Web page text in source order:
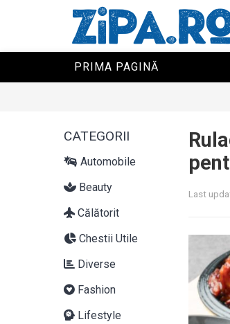
PRIMA PAGINĂ
CATEGORII
Automobile
Beauty
Călătorit
Chestii Utile
Diverse
Fashion
Lifestyle
Last